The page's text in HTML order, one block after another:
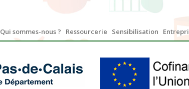
Qui sommes-nous ? Ressourcerie Sensibilisation